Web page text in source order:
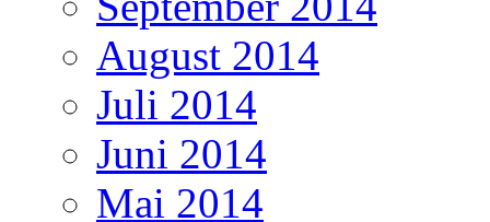
August 2014
Juli 2014
Juni 2014
Mai 2014